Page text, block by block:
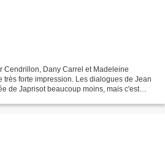
Cendrillon, Dany Carrel et Madeleine
très forte impression. Les dialogues de Jean
de Japrisot beaucoup moins, mais c'est